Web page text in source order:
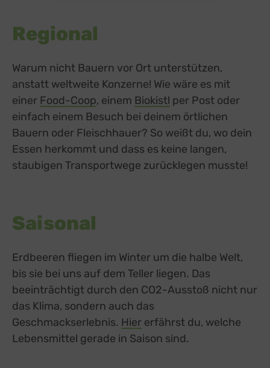
Regional
Warum nicht Bauern vor Ort unterstützen,
anstatt weltweite Konzerne! Wie wäre es mit
einer Food-Coop, einem Biokistl per Post oder
einfach einem Besuch bei deinem örtlichen
Bauern oder Fleischhauer? So weißt du, wo dein
Essen herkommt und dass es keine langen,
staubigen Transportwege zurücklegen musste!
Saisonal
Erdbeeren fliegen im Winter um die halbe Welt,
bis sie bei uns auf dem Teller liegen. Das
beeinträchtigt durch den CO2-Ausstoß nicht nur
das Klima, sondern auch das
Geschmackserlebnis. Hier erfährst du, welche
Lebensmittel gerade in Saison sind.